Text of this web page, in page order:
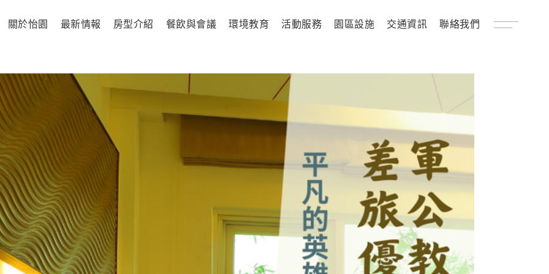
關於怡園 最新情報 房型介紹 餐飲與會議 環境教育 活動服務 園區設施 交通資訊 聯絡我們